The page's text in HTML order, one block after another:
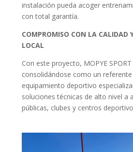
instalación pueda acoger
con total garantía.
COMPROMISO CON LA CALIDAD
LOCAL
Con este proyecto, MOPYE
consolidándose como un
equipamiento deportivo
soluciones técnicas de alto nivel a
públicas, clubes y centros